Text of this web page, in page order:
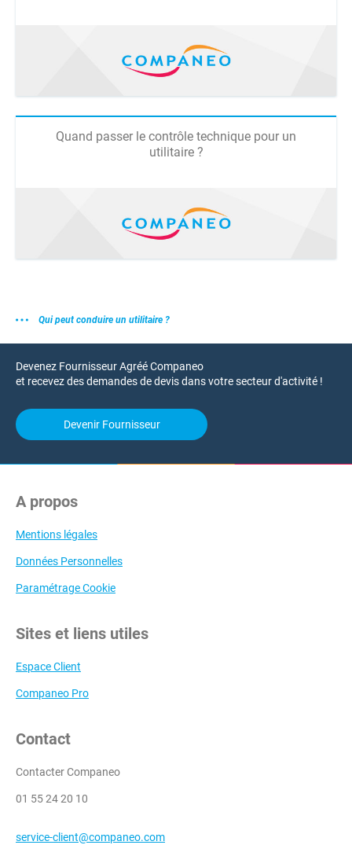
Quand passer le contrôle technique pour un
utilitaire ?
Qui peut conduire un utilitaire ?
Devenez Fournisseur Agréé Companeo
et recevez des demandes de devis dans votre secteur d'activité !
Devenir Fournisseur
A propos
Mentions légales
Données Personnelles
Paramétrage Cookie
Sites et liens utiles
Espace Client
Companeo Pro
Contact
Contacter Companeo
01 55 24 20 10
service-client@companeo.com